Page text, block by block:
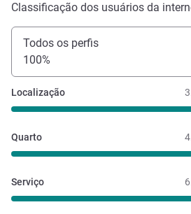
Classificação dos usuários da
Todos os perfis
100%
Localização
Quarto
Serviço